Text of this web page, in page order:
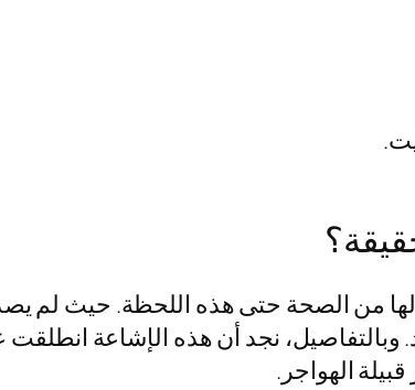
الصحة حتى هذه اللحظة. حيث لم
نجد أن هذه الإشاعة
الهواجر.